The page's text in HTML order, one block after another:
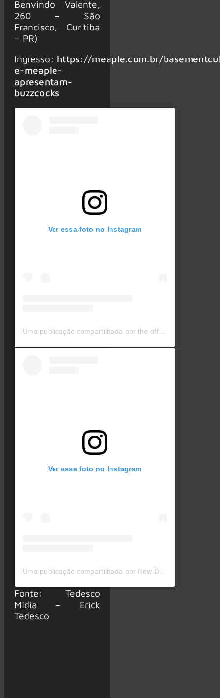
Benvindo Valente,
260 – São
Francisco, Curitiba
– PR)
Ingresso: https://meaple.com.br/
e-meaple-
apresentam-
buzzcocks
Ver essa foto no Instagram
Uma publicação compartilhada por the official buzzcocks (@the_official_buzzcocks)
Ver essa foto no Instagram
Fonte: Tedesco
Mídia – Erick
Tedesco